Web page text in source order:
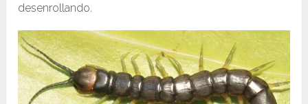
desenrollando.